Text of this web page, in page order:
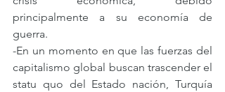
principalmente a su economía de
guerra.
-En un momento en que las fuerzas del
capitalismo global buscan trascender el
statu quo del Estado nación, Turquía